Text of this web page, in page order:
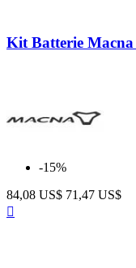
Kit Batterie
-15%
84,08 US$ 71,47 US$
